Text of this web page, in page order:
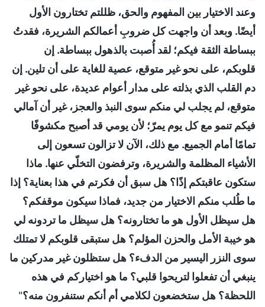
وعند الاختيار بين المفهوم والحق، ظللتم تختارون الأول
أيضًا. وبعد أن واجهت كل ضروبِ أعمالكم الشريرة، فقدتُ
ببساطة الثقة فيكم؛ لقد أُصبت بالذهول ببساطة. إن
قلوبكم، على نحو غير متوقع، عصية للغاية على أن تلين. إن
دم القلب الذي بذلته على مدار أعوام عديدة، على نحو غير
متوقع، لم يجلب لي منكم سوى النبذ والعجز، غير أن آمالي
فيكم تنمو مع كل يوم يمرّ؛ لأن يومي قد أصبح مكشوفًا
تمامًا أمام الجميع. مع ذلك، الآن لا تزالون تسعون إلى
الأشياء المظلمة والشريرة، وترفضون التخلّي عنها. ماذا
ستكون عاقبتكم إذًا؟ هل سبق أن فكرتم في هذا بعناية؟ إذا
ما طُلب منكم الاختيار من جديد، فماذا سيكون موقفكم؟
هل سيظل الأول هو ما تختارونه؟ هل سيظل ما تردونه لي
هو خيبة الأمل والحزن المؤلم؟ هل ستبقى قلوبكم لا تمتلك
سوى النزر اليسير من الدفء؟ هل ستظلون غير مدركين ما
ينبغي أن تفعلوا لتريحوا قلبي؟ ما هو اختياركم في هذه
اللحظة؟ هل ستخضعون لكلامي أم أنكم ستنفرون منه؟"